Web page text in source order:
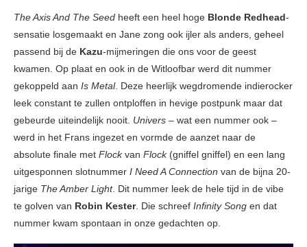
The Axis And The Seed heeft een heel hoge Blonde Redhead-
sensatie losgemaakt en Jane zong ook ijler als anders, geheel
passend bij de Kazu-mijmeringen die ons voor de geest
kwamen. Op plaat en ook in de Witloofbar werd dit nummer
gekoppeld aan Is Metal. Deze heerlijk wegdromende indierocker
leek constant te zullen ontploffen in hevige postpunk maar dat
gebeurde uiteindelijk nooit. Univers ­­ – wat een nummer ook –
werd in het Frans ingezet en vormde de aanzet naar de
absolute finale met Flockvan Flock (gniffel gniffel) en een lang
uitgesponnen slotnummer I Need A Connection van de bijna 20-
jarige The Amber Light. Dit nummer leek de hele tijd in de vibe
te golven van Robin Kester. Die schreef Infinity Song en dat
nummer kwam spontaan in onze gedachten op.